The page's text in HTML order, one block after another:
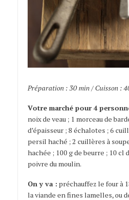
Préparation : 30 min / Cuisson :
Votre marché pour 4
noix de veau ; 1 morceau de
d’épaisseur ; 8 échalotes ; 6
persil haché ; 2 cuillères à
hachée ; 100 g de beurre ; 10 cl
poivre du moulin.
On y va : préchauffez le four à
la viande en fines lamelles, ou